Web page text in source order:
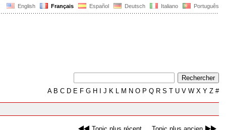
English Français Español Deutsch Italiano Português
AB C D E F G H J K L M N O P Q R S T U V W X Y Z #